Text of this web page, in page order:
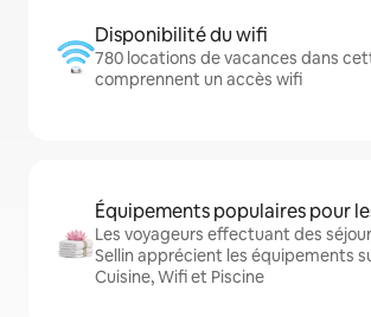
Disponibilité du wifi
780 locations de vacances dans
comprennent un accès wifi
Équipements populaires pour
Les voyageurs effectuant des
Sellin apprécient les équipements
Cuisine, Wifi et Piscine